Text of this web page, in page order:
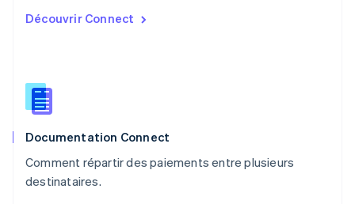
Découvrir Connect
Documentation Connect
Comment répartir des paiements entre plusieurs
destinataires.
PortuguêsEnglish
English
Roumanie
Royaume-Uni
Singapour
English简体中文